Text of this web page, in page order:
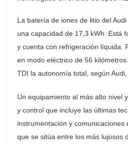
La batería de iones de litio del
una capacidad de 17,3 kWh. Está
y cuenta con refrigeración líquida.
en modo eléctrico de 56
TDI la autonomía total, según
Un equipamiento al más alto nivel
y control que incluye las últimas
instrumentación y comunicaciones
que se sitúa entre los más lujosos